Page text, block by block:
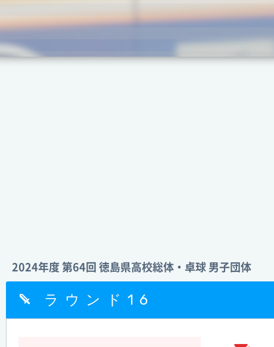
2024年度 第64回 徳島県高校総体・卓球 男子団体
ラウンド16